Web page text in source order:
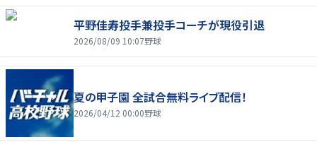
平野佳寿投手兼投手コーチが現役引退
2026/08/09 10:07野球
夏の甲子園 全試合無料ライブ配信！
2026/04/12 00:00野球